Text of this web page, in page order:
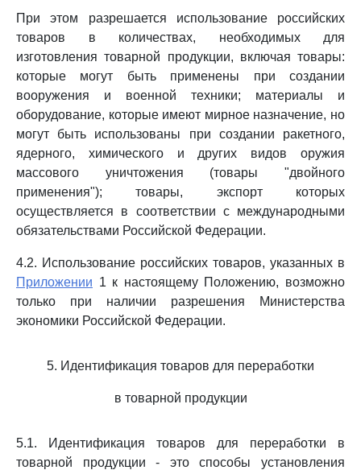
При этом разрешается использование российских
товаров в количествах, необходимых для
изготовления товарной продукции, включая товары:
которые могут быть применены при создании
вооружения и военной техники; материалы и
оборудование, которые имеют мирное назначение, но
могут быть использованы при создании ракетного,
ядерного, химического и других видов оружия
массового уничтожения (товары "двойного
применения"); товары, экспорт которых
осуществляется в соответствии с международными
обязательствами Российской Федерации.
4.2. Использование российских товаров, указанных в
Приложении 1 к настоящему Положению, возможно
только при наличии разрешения Министерства
экономики Российской Федерации.
5. Идентификация товаров для переработки
в товарной продукции
5.1. Идентификация товаров для переработки в
товарной продукции - это способы установления